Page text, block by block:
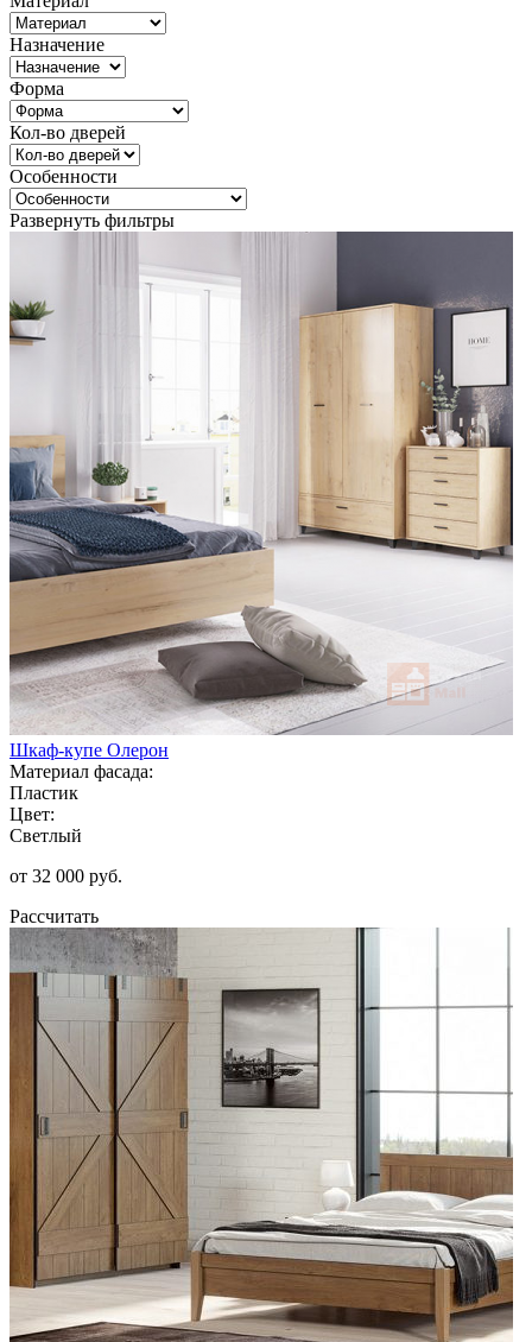
Назначение
Форма
Кол-во дверей
Особенности
Развернуть фильтры
Шкаф-купе Олерон
Материал фасада:
Пластик
Цвет:
Светлый
от 32 000 руб.
Рассчитать